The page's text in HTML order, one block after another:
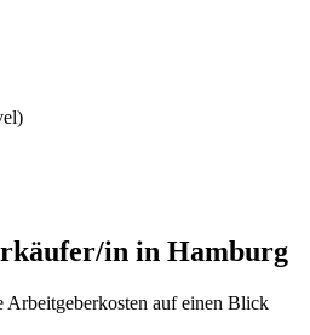
in in Hamburg
Arbeitgeberkosten auf einen Blick